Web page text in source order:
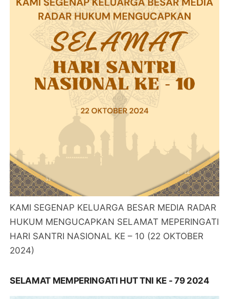
KAMI SEGENAP KELUARGA BESAR MEDIA RADAR
HUKUM MENGUCAPKAN SELAMAT MEPERINGATI
HARI SANTRI NASIONAL KE – 10 (22 OKTOBER
2024)
SELAMAT MEMPERINGATI HUT TNI KE - 79 2024